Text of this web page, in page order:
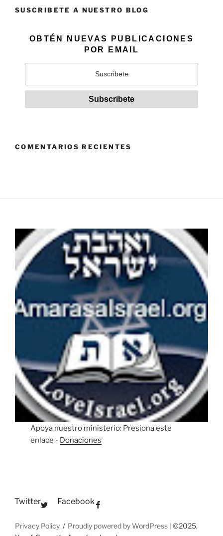
SUSCRIBETE A NUESTRO BLOG
OBTÉN NUEVAS PUBLICACIONES
POR EMAIL
COMENTARIOS RECIENTES
Apoya nuestro ministerio: Presiona este
enlace - Donaciones
Twitter Facebook
Privacy Policy Proudly powered by WordPress